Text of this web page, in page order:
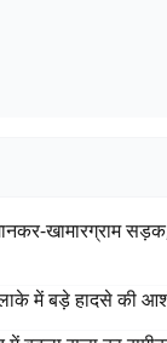
खामारग्राम
में बड़े हादसे की